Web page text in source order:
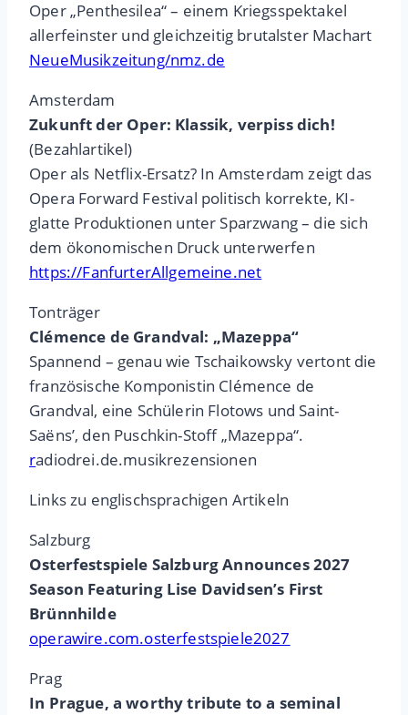
Oper „Penthesilea“ – einem Kriegsspektakel
allerfeinster und gleichzeitig brutalster Machart
NeueMusikzeitung/nmz.de
Amsterdam
Zukunft der Oper: Klassik, verpiss dich!
(Bezahlartikel)
Oper als Netflix-Ersatz? In Amsterdam zeigt das
Opera Forward Festival politisch korrekte, KI-
glatte Produktionen unter Sparzwang – die sich
dem ökonomischen Druck unterwerfen
https://FanfurterAllgemeine.net
Tonträger
Clémence de Grandval: „Mazeppa“
Spannend – genau wie Tschaikowsky vertont die
französische Komponistin Clémence de
Grandval, eine Schülerin Flotows und Saint-
Saëns’, den Puschkin-Stoff „Mazeppa“.
radiodrei.de.musikrezensionen
Links zu englischsprachigen Artikeln
Salzburg
Osterfestspiele Salzburg Announces 2027
Season Featuring Lise Davidsen’s First
Brünnhilde
operawire.com.osterfestspiele2027
Prag
In Prague, a worthy tribute to a seminal